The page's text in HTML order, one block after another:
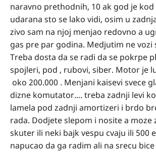
naravno prethodnih, 10 ak god je kod
udarana sto se lako vidi, osim u
zivo sam na njoj menjao redovno a
gas pre par godina. Medjutim ne vozi
Treba dosta da se radi da se pokrpe
spojleri, pod , rubovi, siber. Motor je
oko 200.000 . Menjani kaisevi svece
dizne komutator.... treba zadnji levi
lamela pod zadnji amortizeri i brdo
rada. Dodjete slepom i nosite a moze
skuter ili neki bajk vespu cvaju ili 500
napucao da ga radim ali na srecu